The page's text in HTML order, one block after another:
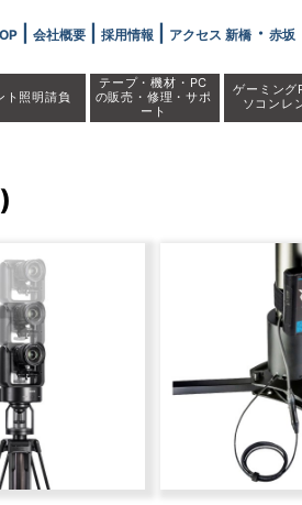
| 会社概要| 採用情報 アクセス 新橋・ 赤坂
ト照明請負
テープ・機材・PC
の販売・修理・サポ
ート
ゲーミング
ソコンレ